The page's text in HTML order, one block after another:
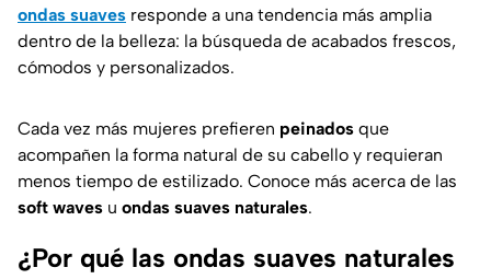
ondas suaves responde a una tendencia más amplia
dentro de la belleza: la búsqueda de acabados frescos,
cómodos y personalizados.
Cada vez más mujeres prefieren peinados que
acompañen la forma natural de su cabello y requieran
menos tiempo de estilizado. Conoce más acerca de las
soft waves u ondas suaves naturales.
¿Por qué las ondas suaves naturales